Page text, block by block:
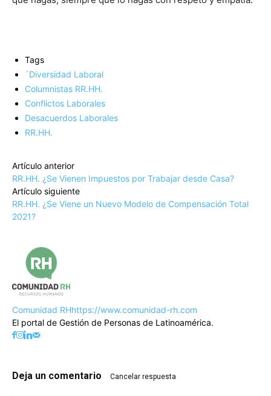
Tags
´Diversidad Laboral
Columnistas RR.HH.
Conflictos Laborales
Desacuerdos Laborales
RR.HH.
Artículo anterior
RR.HH. ¿Se Vienen Impuestos por Trabajar desde Casa?
Artículo siguiente
RR.HH. ¿Se Viene un Nuevo Modelo de Compensación Total
2021?
Comunidad RHhttps://www.comunidad-rh.com
El portal de Gestión de Personas de Latinoamérica.
Deja un comentario Cancelar respuesta